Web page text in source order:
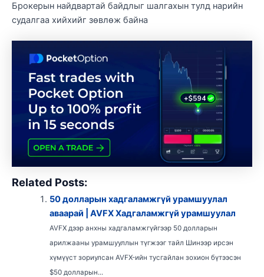
Брокерын найдвартай байдлыг шалгахын тулд нарийн
судалгаа хийхийг зөвлөж байна
Related Posts:
50 долларын хадгаламжгүй урамшуулал
аваарай | AVFX Хадгаламжгүй урамшуулал
AVFX дээр анхны хадгаламжгүйгээр 50 долларын
арилжааны урамшууллын түгжээг тайл Шинээр ирсэн
хүмүүст зориулсан AVFX-ийн тусгайлан зохион бүтээсэн
$50 долларын...